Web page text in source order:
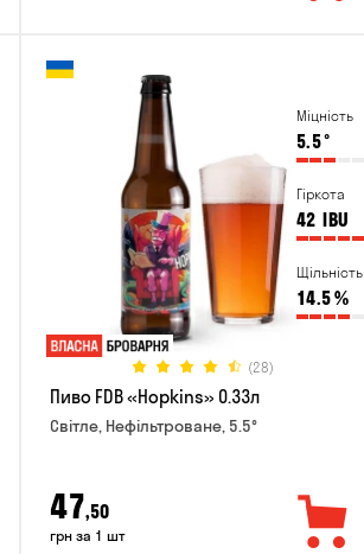
Міцність
5.5°
Гіркота
42 IBU
Щільність
14.5%
(28)
Пиво FDB «Hopkins» 0.33л
Світле, Нефільтроване, 5.5°
47,50
грн за 1 шт